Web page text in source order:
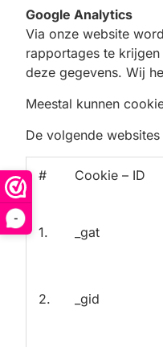
-
Google Analytics
Via onze website
rapportages te
deze gegevens. Wij
Meestal kunnen
De volgende
# Cookie – ID
1. _gat
2. _gid